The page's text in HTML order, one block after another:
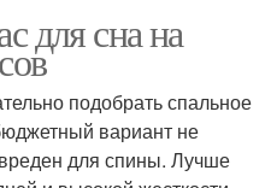
для сна на
подобрать спальное
вариант не
для спины. Лучше